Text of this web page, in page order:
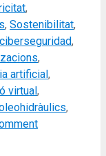
,
, Sostenibilitat,
ciberseguridad,
,
artificial ,
virtual ,
,